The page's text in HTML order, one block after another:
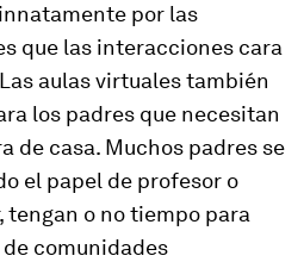
por las
que las interacciones cara
aulas virtuales también
los padres que necesitan
de casa. Muchos padres se
el papel de profesor o
o no tiempo para
de comunidades